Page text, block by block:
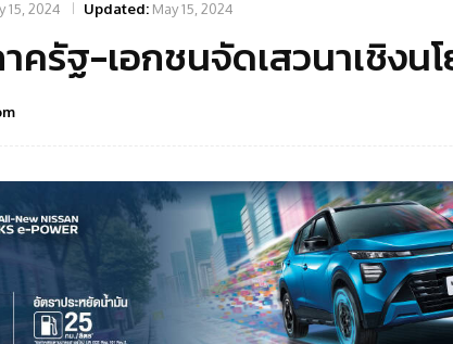
15, 2024 Updated: May 15, 2024
รัฐ-เอกชนจัดเสวนาเชิงนโ